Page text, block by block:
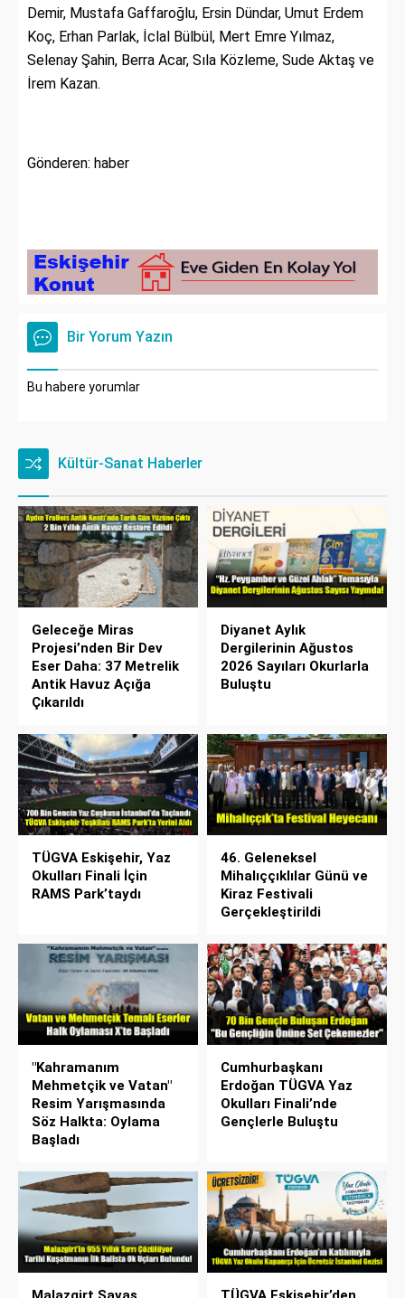
Demir, Mustafa Gaffaroğlu, Ersin Dündar, Umut Erdem
Koç, Erhan Parlak, İclal Bülbül, Mert Emre Yılmaz,
Selenay Şahin, Berra Acar, Sıla Közleme, Sude Aktaş ve
İrem Kazan.
Gönderen: haber
Bir Yorum Yazın
Bu habere yorumlar
Kültür-Sanat Haberler
Geleceğe Miras
Projesi’nden Bir Dev
Eser Daha: 37 Metrelik
Antik Havuz Açığa
Çıkarıldı
Diyanet Aylık
Dergilerinin Ağustos
2026 Sayıları Okurlarla
Buluştu
TÜGVA Eskişehir, Yaz
Okulları Finali İçin
RAMS Park’taydı
46. Geleneksel
Mihalıççıklılar Günü ve
Kiraz Festivali
Gerçekleştirildi
"Kahramanım
Mehmetçik ve Vatan"
Resim Yarışmasında
Söz Halkta: Oylama
Başladı
Cumhurbaşkanı
Erdoğan TÜGVA Yaz
Okulları Finali’nde
Gençlerle Buluştu